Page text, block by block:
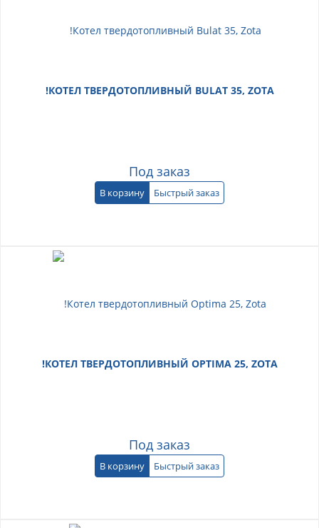
!КОТЕЛ ТВЕРДОТОПЛИВНЫЙ BULAT 35, ZOTA
Под заказ
В корзину Быстрый заказ
!КОТЕЛ ТВЕРДОТОПЛИВНЫЙ OPTIMA 25, ZOTA
Под заказ
В корзину Быстрый заказ